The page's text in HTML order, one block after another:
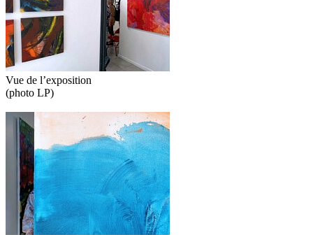
Vue de l’exposition
(photo LP)